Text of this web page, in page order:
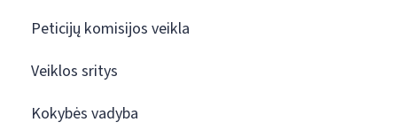
Peticijų komisijos veikla
Veiklos sritys
Kokybės vadyba